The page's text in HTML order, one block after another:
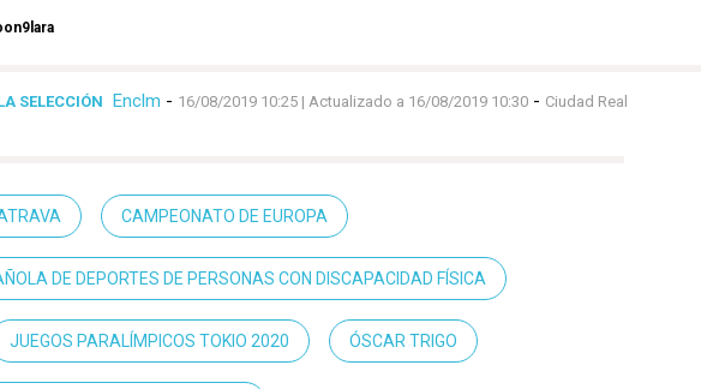
SELECCIÓN Enclm - 16/08/2019 10:25 | Actualizado a 16/08/2019 10:30 - Ciudad Real
CAMPEONATO DE EUROPA
DE DEPORTES DE PERSONAS CON DISCAPACIDAD FÍSICA
JUEGOS PARALÍMPICOS TOKIO 2020 ÓSCAR TRIGO